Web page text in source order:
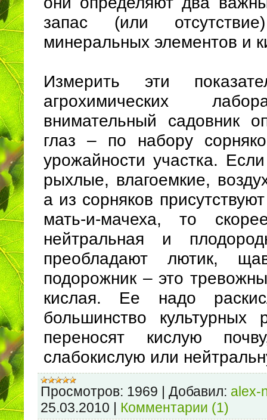
запас (или
минеральных элементов и
Измерить эти
агрохимических
внимательный садовник
глаз – по набору
урожайности участка.
рыхлые, влагоемкие,
а из сорняков
мать-и-мачеха, то
нейтральная и
преобладают лютик,
подорожник – это
кислая. Ее надо
большинство культурных
переносят кислую
слабокислую или
Просмотров: 1969 Добавил: alex-
25.03.2010
Комментарии (1)